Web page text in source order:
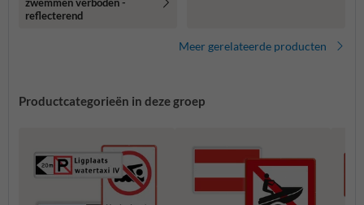
reflecterend
Meer gerelateerde producten
Productcategorieën in deze groep